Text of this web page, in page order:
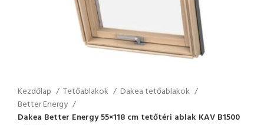
Kezdőlap Tetőablakok
Dakea tetőablakok
Better Energy
Dakea Better Energy 55×118 cm tetőtéri ablak KAV B1500